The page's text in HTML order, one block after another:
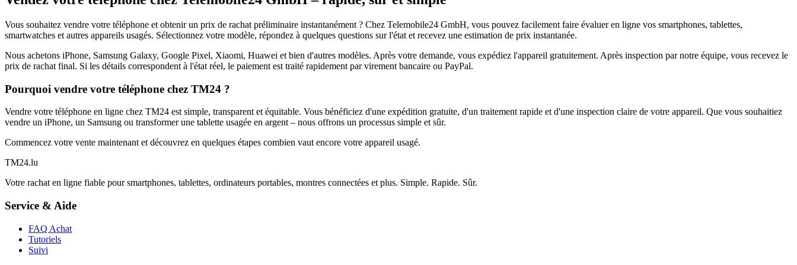
Vous souhaitez vendre votre téléphone et obtenir un prix de rachat préliminaire instantanément ? Chez Telemobile24 GmbH, vous pouvez facilement faire évaluer en ligne vos smartphones, tablettes,
smartwatches et autres appareils usagés. Sélectionnez votre modèle, répondez à quelques questions sur l'état et recevez une estimation de prix instantanée.
Nous achetons iPhone, Samsung Galaxy, Google Pixel, Xiaomi, Huawei et bien d'autres modèles. Après votre demande, vous expédiez l'appareil gratuitement. Après inspection par notre équipe, vous recevez le
prix de rachat final. Si les détails correspondent à l'état réel, le paiement est traité rapidement par virement bancaire ou PayPal.
Pourquoi vendre votre téléphone chez TM24 ?
Vendre votre téléphone en ligne chez TM24 est simple, transparent et équitable. Vous bénéficiez d'une expédition gratuite, d'un traitement rapide et d'une inspection claire de votre appareil. Que vous souhaitiez
vendre un iPhone, un Samsung ou transformer une tablette usagée en argent – nous offrons un processus simple et sûr.
Commencez votre vente maintenant et découvrez en quelques étapes combien vaut encore votre appareil usagé.
TM24.lu
Votre rachat en ligne fiable pour smartphones, tablettes, ordinateurs portables, montres connectées et plus. Simple. Rapide. Sûr.
Service & Aide
FAQ Achat
Tutoriels
Suivi